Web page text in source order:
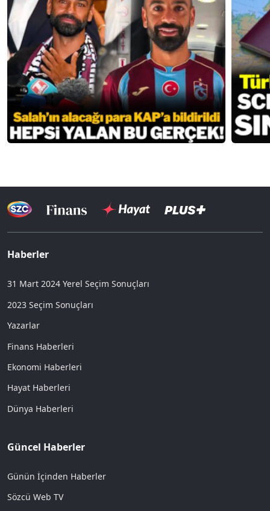
Haberler
31 Mart 2024 Yerel Seçim Sonuçları
2023 Seçim Sonuçları
Yazarlar
Finans Haberleri
Ekonomi Haberleri
Hayat Haberleri
Dünya Haberleri
Güncel Haberler
Günün İçinden Haberler
Sözcü Web TV